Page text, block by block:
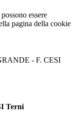
essere
pagina della cookie
- F. CESI
Terni